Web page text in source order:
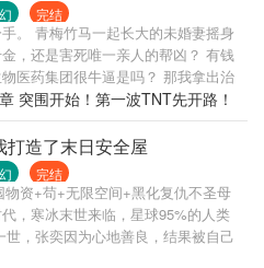
完结
。 青梅竹马一起长大的未婚妻摇身
，还是害死唯一亲人的帮凶？ 有钱
医药集团很牛逼是吗？ 那我拿出治
们股价为什么狂跌？ 我拿出多功能
院为什么倒闭？ 我拿出人工克隆器
吓哭了？ 后悔？下跪？道歉？ 已经
都被我玩儿的彻底破产，一个个活
们来说都是奢望。 而当初那个高傲
是任我生杀予夺。 末世位面科技碾
，美女财富权利尽在掌握。 两个世
冕之王！
突围开始！第一波TNT先开路！
打造了末日安全屋
完结
资+苟+无限空间+黑化复仇不圣母
，寒冰末世来临，星球95%的人类
世，张奕因为心地善良，结果被自己